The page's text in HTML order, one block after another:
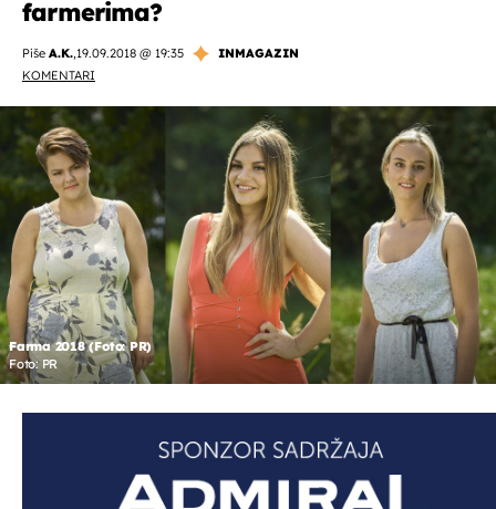
farmerima?
Piše A.K.,19.09.2018 @ 19:35
INMAGAZIN
KOMENTARI
Farma 2018 (Foto: PR)
Foto: PR
OMOGUĆI OBAVIJESTI